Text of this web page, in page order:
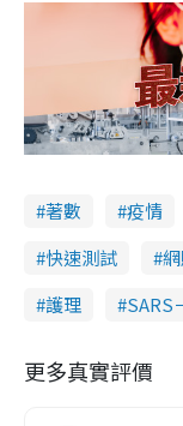
著數 疫情
快速測試
護理
SARS
更多真實評價